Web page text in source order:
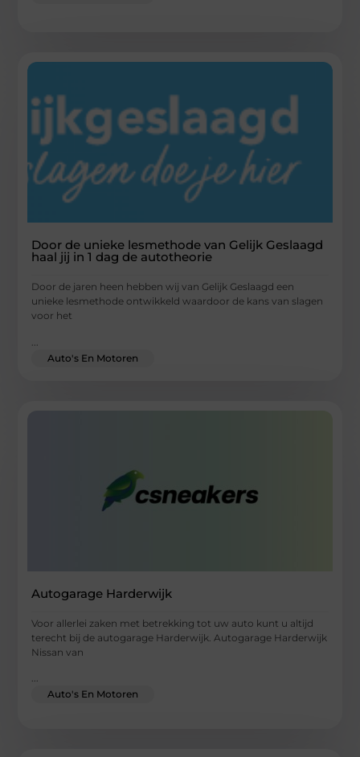
Door de unieke lesmethode van Gelijk Geslaagd
haal jij in 1 dag de autotheorie
Door de jaren heen hebben wij van Gelijk Geslaagd een
unieke lesmethode ontwikkeld waardoor de kans van slagen
voor het
Auto's En Motoren
Autogarage Harderwijk
Voor allerlei zaken met betrekking tot uw auto kunt u altijd
terecht bij de autogarage Harderwijk. Autogarage Harderwijk
Nissan van
...
Auto's En Motoren